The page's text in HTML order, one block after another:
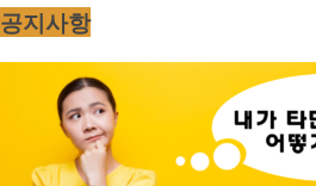
공지사항